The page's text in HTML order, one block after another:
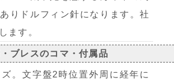
りドルフィン針になります。社
ます。
ブレスのコマ・付属品
。文字盤2時位置外周に経年に